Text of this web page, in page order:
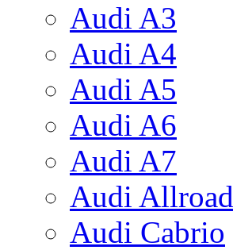
Audi A3
Audi A4
Audi A5
Audi A6
Audi A7
Audi Allroad
Audi Cabrio